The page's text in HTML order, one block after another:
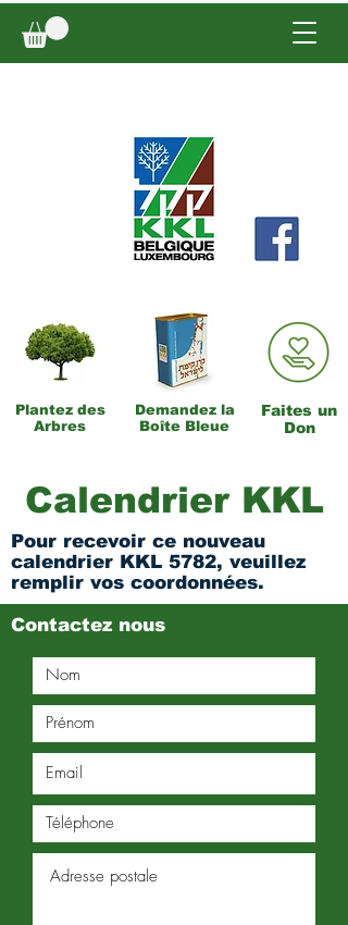
Plantez des
Arbres
Demandez la
Boîte Bleue
Faites un
Don
Calendrier KKL
Pour recevoir ce nouveau
calendrier KKL 5782, veuillez
remplir vos coordonnées.
Contactez nous